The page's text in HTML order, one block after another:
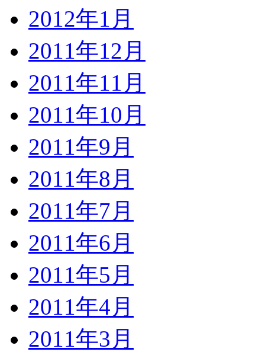
2012年1月
2011年12月
2011年11月
2011年10月
2011年9月
2011年8月
2011年7月
2011年6月
2011年5月
2011年4月
2011年3月